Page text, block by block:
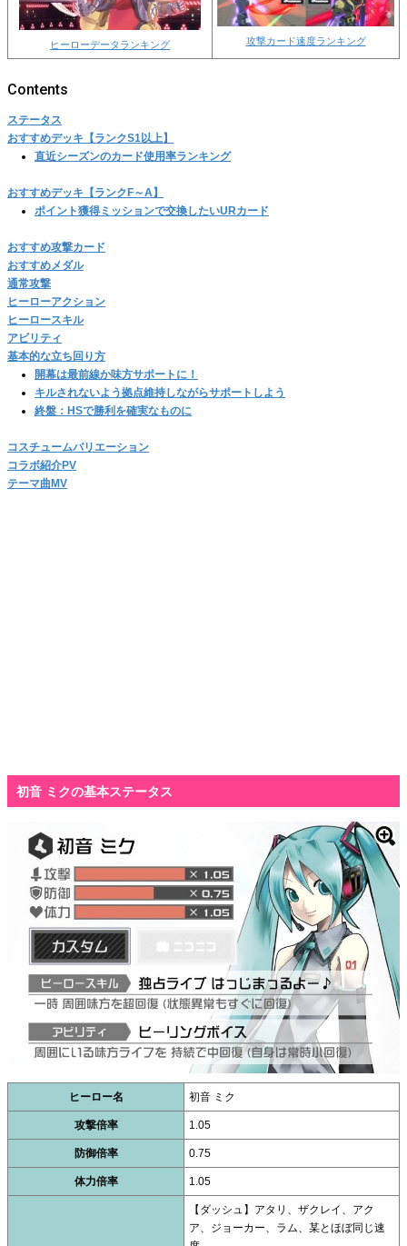
ヒーローデータランキング 攻撃カード速度ランキング
ステータス
おすすめデッキ【ランクS1以上】
直近シーズンのカード使用率ランキング
おすすめデッキ【ランクF～A】
ポイント獲得ミッションで交換したいURカード
おすすめ攻撃カード
おすすめメダル
通常攻撃
ヒーローアクション
ヒーロースキル
アビリティ
基本的な立ち回り方
開幕は最前線か味方サポートに！
キルされないよう拠点維持しながらサポートしよう
終盤：HSで勝利を確実なものに
コスチュームバリエーション
コラボ紹介PV
テーマ曲MV
初音 ミクの基本ステータス
ヒーロー名 初音 ミク
攻撃倍率 1.05
防御倍率 0.75
体力倍率 1.05
【ダッシュ】アタリ、ザクレイ、アク
ア、ジョーカー、ラム、某とほぼ同じ速